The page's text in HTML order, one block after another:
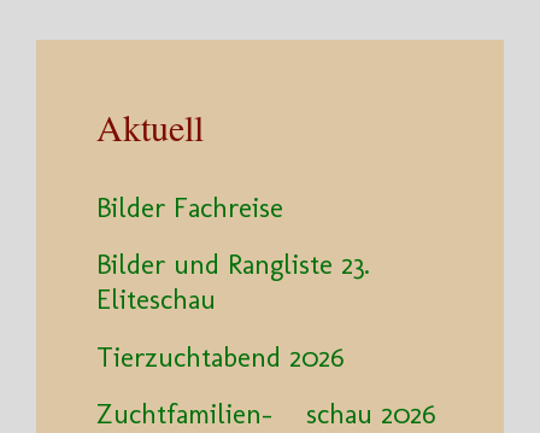
Aktuell
Bilder Fachreise
Bilder und Rangliste 23.
Eliteschau
Tierzuchtabend 2026
Zuchtfamilien- schau 2026